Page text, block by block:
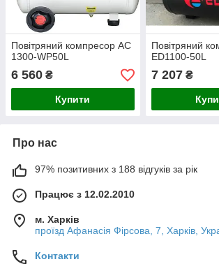
Повітряний компресор AC
1300-WP50L
6 560 ₴
Купити
Повітряний
ED1100-50L
7 207₴
Про нас
97% позитивних з 188 відгуків за рік
Працює з 12.02.2010
м. Харків
проїзд Афанасія Фірсова, 7, Харків,
Контакти